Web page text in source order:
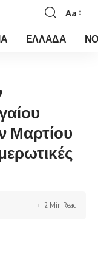
Font
Resizer
Aa
ΕΛΛΑΔΑ
Μαρτίου
2 Min Read